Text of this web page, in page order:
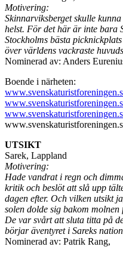
Motivering:
Skinnarviksberget skulle
helst. För det här är inte bara
Stockholms bästa
över världens vackraste
Nominerad av: Anders
Boende i närheten:
UTSIKT
Sarek, Lappland
Motivering:
Hade vandrat i regn och
kritik och beslöt att slå upp
dagen efter. Och vilken utsikt
solen dolde sig bakom
De var svårt att sluta titta på
börjar äventyret i Sareks
Nominerad av: Patrik Rang,